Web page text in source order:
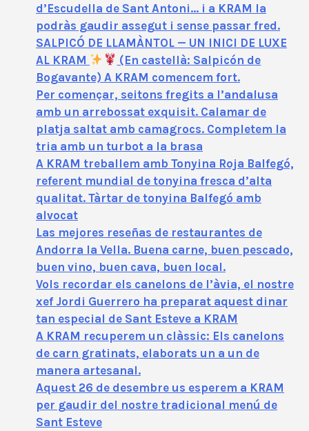
d’Escudella de Sant Antoni… i a KRAM la
podràs gaudir assegut i sense passar fred.
SALPICÓ DE LLAMÀNTOL — UN INICI DE LUXE
AL KRAM
(En castellà: Salpicón de
Bogavante) A KRAM comencem fort.
Per començar, seitons fregits a l’andalusa
amb un arrebossat exquisit. Calamar de
platja saltat amb camagrocs. Completem la
tria amb un turbot a la brasa
A KRAM treballem amb Tonyina Roja Balfegó,
referent mundial de tonyina fresca d’alta
qualitat. Tàrtar de tonyina Balfegó amb
alvocat
Las mejores reseñas de restaurantes de
Andorra la Vella. Buena carne, buen pescado,
buen vino, buen cava, buen local.
Vols recordar els canelons de l’àvia, el nostre
xef Jordi Guerrero ha preparat aquest dinar
tan especial de Sant Esteve a KRAM
A KRAM recuperem un clàssic: Els canelons
de carn gratinats, elaborats un a un de
manera artesanal.
Aquest 26 de desembre us esperem a KRAM
per gaudir del nostre tradicional menú de
Sant Esteve